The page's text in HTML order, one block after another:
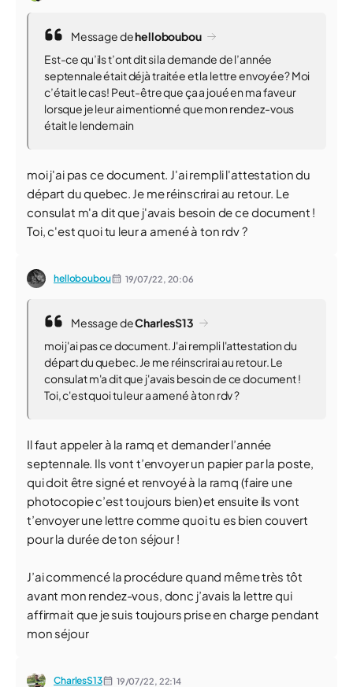
Message dehelloboubou
Est-ce qu’ils t’ont dit si la demande de l’année
septennale était déjà traitée et la lettre envoyée? Moi
c’était le cas! Peut-être que ça a joué en ma faveur
lorsque je leur ai mentionné que mon rendez-vous
était le lendemain
moi j'ai pas ce document. J'ai rempli l'attestation du
départ du quebec. Je me réinscrirai au retour. Le
consulat m'a dit que j'avais besoin de ce document !
Toi, c'est quoi tu leur a amené à ton rdv ?
helloboubou 19/07/22, 20:06
Message deCharlesS13
moi j'ai pas ce document. J'ai rempli l'attestation du
départ du quebec. Je me réinscrirai au retour. Le
consulat m'a dit que j'avais besoin de ce document !
Toi, c'est quoi tu leur a amené à ton rdv ?
Il faut appeler à la ramq et demander l’année
septennale. Ils vont t’envoyer un papier par la poste,
qui doit être signé et renvoyé à la ramq (faire une
photocopie c’est toujours bien) et ensuite ils vont
t’envoyer une lettre comme quoi tu es bien couvert
pour la durée de ton séjour !
J’ai commencé la procédure quand même très tôt
avant mon rendez-vous, donc j’avais la lettre qui
affirmait que je suis toujours prise en charge pendant
mon séjour
CharlesS13 19/07/22, 22:14